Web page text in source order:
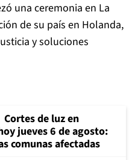
una ceremonia en La
de su país en Holanda,
y soluciones
Cortes de luz en
jueves 6 de agosto:
comunas afectadas